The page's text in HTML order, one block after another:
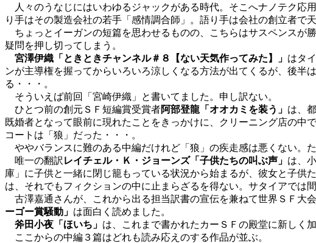
人々のうなじにはいわゆるジャックがある時代。そこへナノテク応
り手はその製造会社の若手「感情調合師」。語り手は会社の創立者で
ちょっとイーガンの短篇を思わせるものの、こちらはサスペンスが
疑問を押し切ってしまう。
宮澤伊織「ときときチャンネル＃８【ない天気作ってみた】」 はタ
ンが主導権を握ってからいろいろ涼しくなる方法が出てくるが、後
る・・・。
そういえば前回「宮崎伊織」と書いてました。申し訳ない。
ひとつ前の創元ＳＦ短編賞受賞者阿部登龍「オオカミを装う」 は、
既婚者となって眼前に現れたことをきっかけに、クリーニング店の
コートは「狼」だった・・・。
ややバランスに難のある中編だけれど「狼」の疾走感は悪くない。
唯一の翻訳 レイチェル・Ｋ・ジョーンズ「子供たちの叫ぶ声」 は、
庫」に子供と一緒に閉じ籠もっている状況から始まるが、彼女と子供
は、それでもフィクションの中に止まらざるを得ない。サタイアでは間
古澤嘉通さんが、これから出る担当訳書の宣伝を兼ねて世界ＳＦ大
ーゴー賞騒動」 は面白く読めました。
斧田小夜「ほいち」 は、これまで書かれたカーＳＦの殿堂に新しく
ここからの中編３篇はどれも読み応えのする作品が並ぶ。